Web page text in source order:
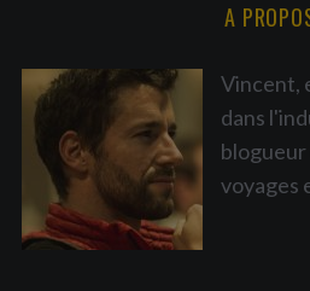
A
Vincent,
dans
blogueur
voyages